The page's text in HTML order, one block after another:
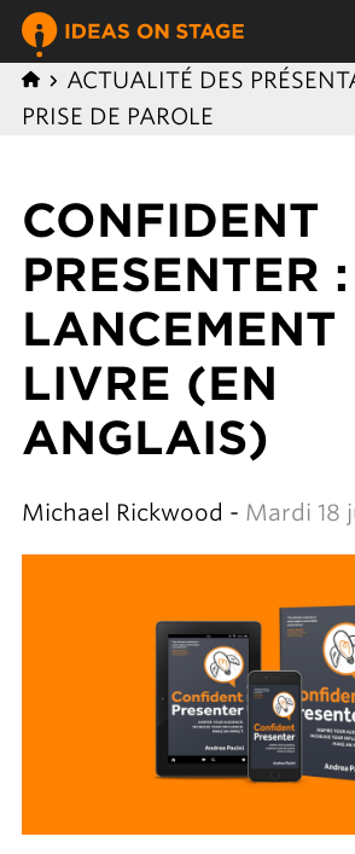
ACTUALITÉ DES
PRISE DE PAROLE
CONFIDENT
PRESENTER :
LANCEMENT
LIVRE (EN
ANGLAIS)
Michael Rickwood - Mardi 18